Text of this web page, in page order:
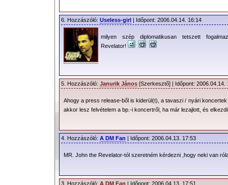
6. Hozzászóló: Useless-girl | Időpont: 2006.04.14. 16:14
milyen szép diplomatikusan tetszett
Revelator!
5. Hozzászóló: Janurik János [Szerkesztő] | Időpont: 2006.04.14.
Ahogy a press release-ből is kiderül(t), a tavaszi / nyári
akkor lesz felvételem a bp.-i koncertről, ha már lezajlott, és
4. Hozzászóló: A DM Fan | Időpont: 2006.04.13. 17:53
MR. John the Revelator-tól szeretném kérdezni ,hogy neki van
3. Hozzászóló: A DM Fan | Időpont: 2006.04.13. 17:51